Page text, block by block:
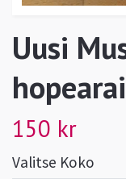
Uusi
150 kr
Valitse Koko